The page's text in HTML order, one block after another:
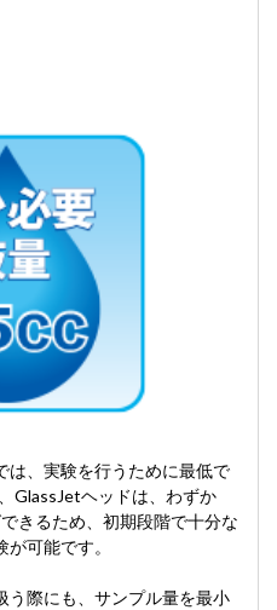
は、実験を行うために最低で
GlassJetヘッドは、わずか
きるため、初期段階で十分な
可能です。
う際にも、サンプル量を最小